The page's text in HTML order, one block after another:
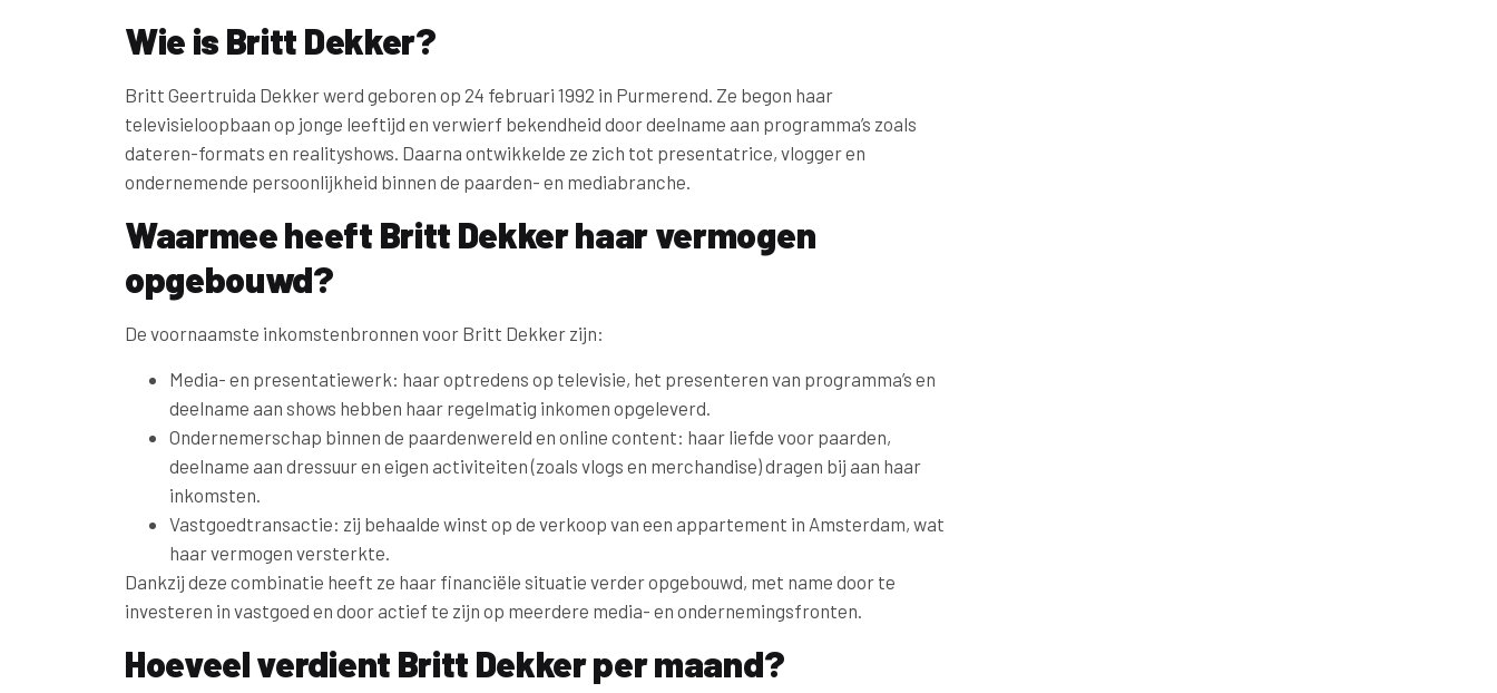
Wie is Britt Dekker?
Britt Geertruida Dekker werd geboren op 24 februari 1992 in Purmerend. Ze begon haar
televisieloopbaan op jonge leeftijd en verwierf bekendheid door deelname aan programma’s zoals
dateren-formats en realityshows. Daarna ontwikkelde ze zich tot presentatrice, vlogger en
ondernemende persoonlijkheid binnen de paarden- en mediabranche.
Waarmee heeft Britt Dekker haar vermogen
opgebouwd?
De voornaamste inkomstenbronnen voor Britt Dekker zijn:
Media- en presentatiewerk: haar optredens op televisie, het presenteren van programma’s en
deelname aan shows hebben haar regelmatig inkomen opgeleverd.
Ondernemerschap binnen de paardenwereld en online content: haar liefde voor paarden,
deelname aan dressuur en eigen activiteiten (zoals vlogs en merchandise) dragen bij aan haar
inkomsten.
Vastgoedtransactie: zij behaalde winst op de verkoop van een appartement in Amsterdam, wat
haar vermogen versterkte.
Dankzij deze combinatie heeft ze haar financiële situatie verder opgebouwd, met name door te
investeren in vastgoed en door actief te zijn op meerdere media- en ondernemingsfronten.
Hoeveel verdient Britt Dekker per maand?